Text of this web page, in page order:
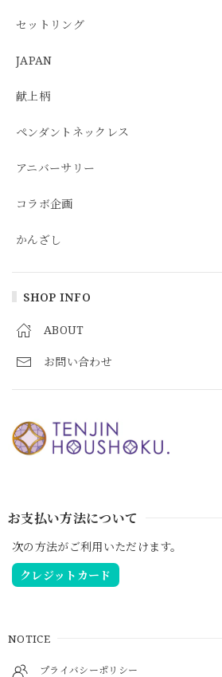
セットリング
JAPAN
献上柄
ペンダントネックレス
アニバーサリー
コラボ企画
かんざし
SHOP INFO
ABOUT
お問い合わせ
お支払い方法について
次の方法がご利用いただけます。
クレジットカード
NOTICE
プライバシーポリシー